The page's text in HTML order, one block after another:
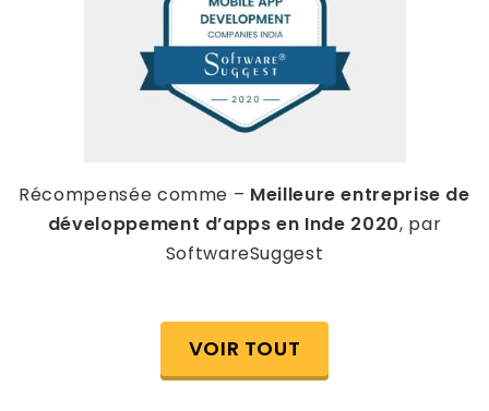
Récompensée comme – Meilleure entreprise de
développement d’apps en Inde 2020, par
SoftwareSuggest
VOIR TOUT